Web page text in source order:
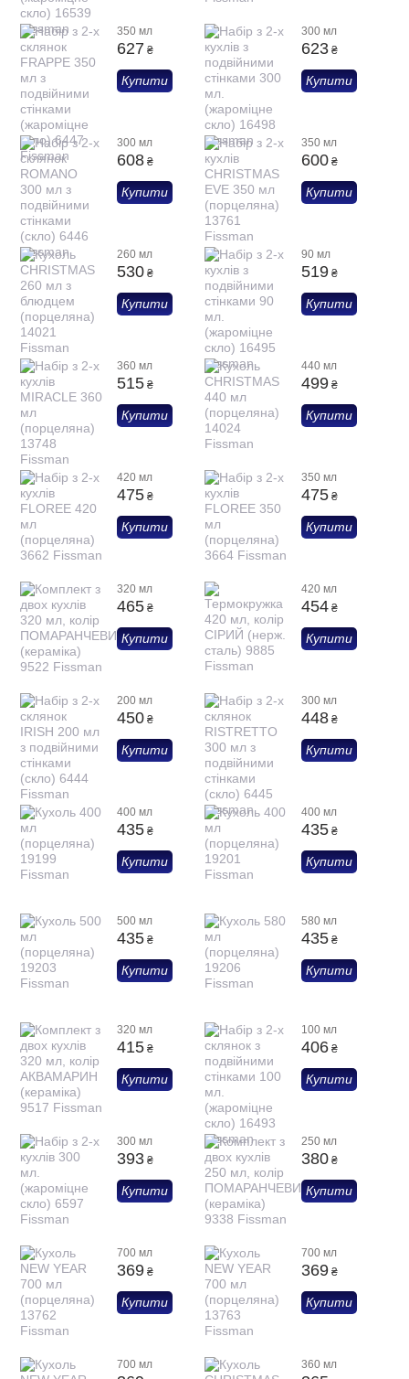
350 мл
627 ₴
Купити
300 мл
623 ₴
Купити
300 мл
608 ₴
Купити
350 мл
600 ₴
Купити
260 мл
530 ₴
Купити
90 мл
519 ₴
Купити
360 мл
515 ₴
Купити
440 мл
499 ₴
Купити
420 мл
475 ₴
Купити
350 мл
475 ₴
Купити
320 мл
465 ₴
Купити
420 мл
454 ₴
Купити
200 мл
450 ₴
Купити
300 мл
448 ₴
Купити
400 мл
435 ₴
Купити
400 мл
435 ₴
Купити
500 мл
435 ₴
Купити
580 мл
435 ₴
Купити
320 мл
415 ₴
Купити
100 мл
406 ₴
Купити
300 мл
393 ₴
Купити
250 мл
380 ₴
Купити
700 мл
369 ₴
Купити
700 мл
369 ₴
Купити
700 мл 360 мл